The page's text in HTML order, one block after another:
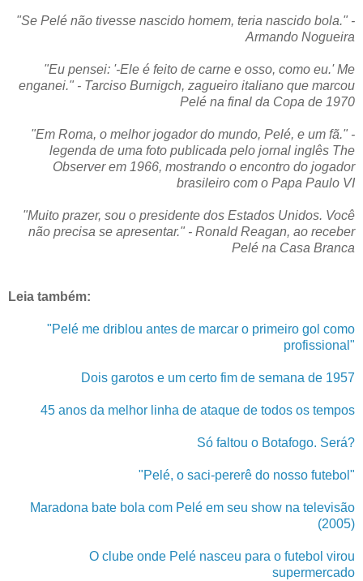
"Se Pelé não tivesse nascido homem, teria nascido bola." -
Armando Nogueira
"Eu pensei: '-Ele é feito de carne e osso, como eu.' Me
enganei." - Tarciso Burnigch, zagueiro italiano que marcou
Pelé na final da Copa de 1970
"Em Roma, o melhor jogador do mundo, Pelé, e um fã." -
legenda de uma foto publicada pelo jornal inglês The
Observer em 1966, mostrando o encontro do jogador
brasileiro com o Papa Paulo VI
"Muito prazer, sou o presidente dos Estados Unidos. Você
não precisa se apresentar." - Ronald Reagan, ao receber
Pelé na Casa Branca
Leia também:
"Pelé me driblou antes de marcar o primeiro gol como
profissional"
Dois garotos e um certo fim de semana de 1957
45 anos da melhor linha de ataque de todos os tempos
Só faltou o Botafogo. Será?
"Pelé, o saci-pererê do nosso futebol"
Maradona bate bola com Pelé em seu show na televisão
(2005)
O clube onde Pelé nasceu para o futebol virou
supermercado